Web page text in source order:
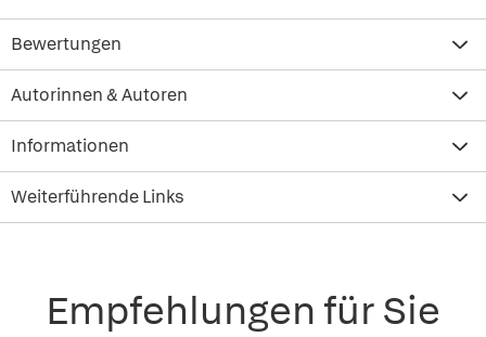
Bewertungen
Autorinnen & Autoren
Informationen
Weiterführende Links
Empfehlungen für Sie